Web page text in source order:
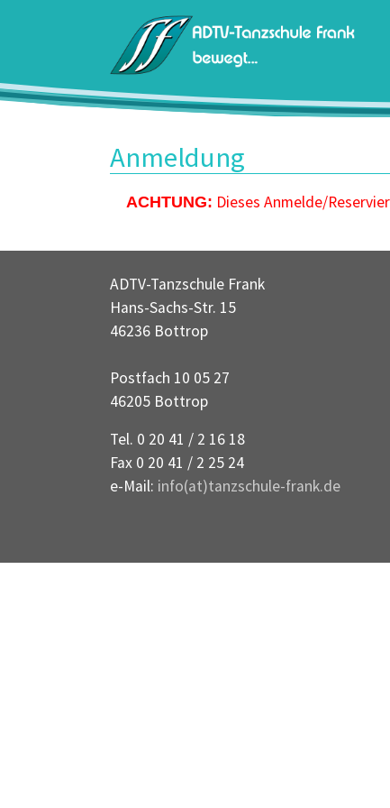
Zum Hauptinhalt springen
Anmeldung
ACHTUNG: Dieses Anmelde/
ADTV-Tanzschule Frank
Hans-Sachs-Str. 15
46236 Bottrop
Postfach 10 05 27
46205 Bottrop
Tel. 0 20 41 / 2 16 18
Fax 0 20 41 / 2 25 24
e-Mail: info(at)tanzschule-frank.de